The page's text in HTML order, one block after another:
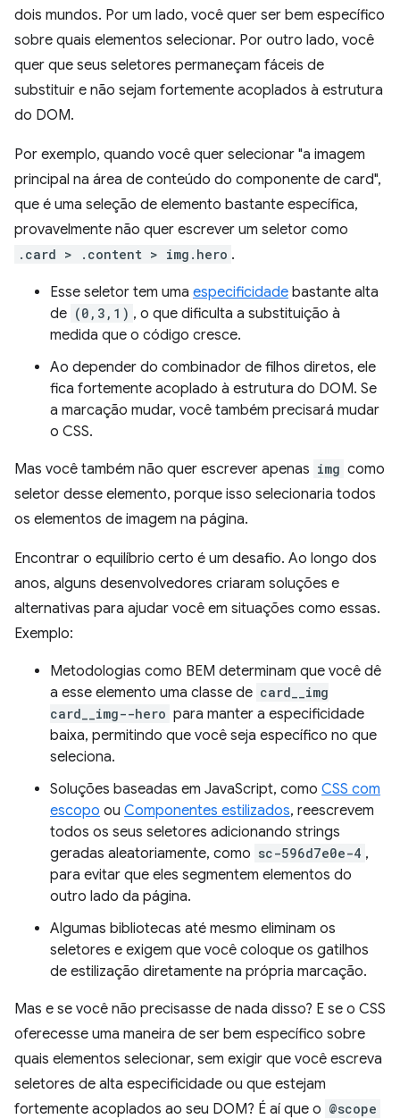
dois mundos. Por um lado, você quer ser bem específico
sobre quais elementos selecionar. Por outro lado, você
quer que seus seletores permaneçam fáceis de
substituir e não sejam fortemente acoplados à estrutura
do DOM.
Por exemplo, quando você quer selecionar "a imagem
principal na área de conteúdo do componente de card",
que é uma seleção de elemento bastante específica,
provavelmente não quer escrever um seletor como
.card > .content > img.hero .
Esse seletor tem uma especificidade bastante alta
de (0,3,1) , o que dificulta a substituição à
medida que o código cresce.
Ao depender do combinador de filhos diretos, ele
fica fortemente acoplado à estrutura do DOM. Se
a marcação mudar, você também precisará mudar
o CSS.
Mas você também não quer escrever apenas img como
seletor desse elemento, porque isso selecionaria todos
os elementos de imagem na página.
Encontrar o equilíbrio certo é um desafio. Ao longo dos
anos, alguns desenvolvedores criaram soluções e
alternativas para ajudar você em situações como essas.
Exemplo:
Metodologias como BEM determinam que você dê
a esse elemento uma classe de card__img
card__img--hero para manter a especificidade
baixa, permitindo que você seja específico no que
seleciona.
Soluções baseadas em JavaScript, como CSS com
escopo ou Componentes estilizados, reescrevem
todos os seus seletores adicionando strings
geradas aleatoriamente, como sc-596d7e0e-4 ,
para evitar que eles segmentem elementos do
outro lado da página.
Algumas bibliotecas até mesmo eliminam os
seletores e exigem que você coloque os gatilhos
de estilização diretamente na própria marcação.
Mas e se você não precisasse de nada disso? E se o CSS
oferecesse uma maneira de ser bem específico sobre
quais elementos selecionar, sem exigir que você escreva
seletores de alta especificidade ou que estejam
fortemente acoplados ao seu DOM? É aí que o @scope